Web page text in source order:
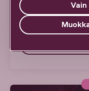
Tartu tekoälyn
liiketoimintasi